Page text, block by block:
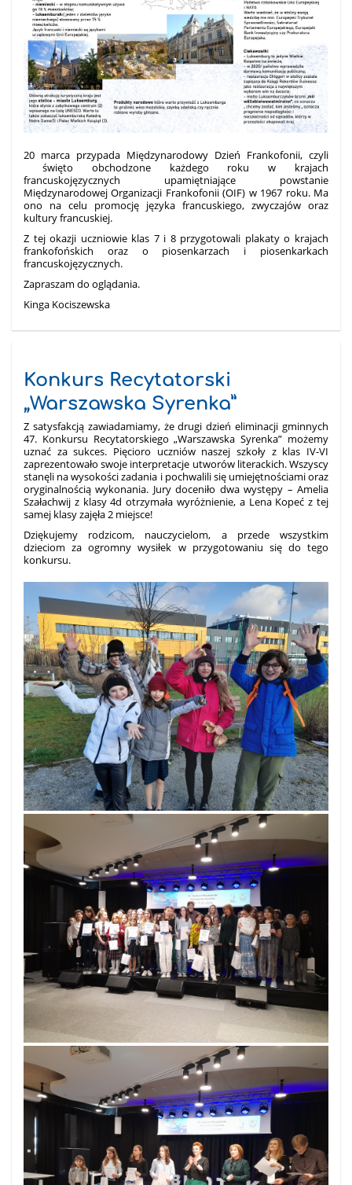
20 marca przypada Międzynarodowy Dzień Frankofonii, czyli
święto obchodzone każdego roku w krajach
francuskojęzycznych upamiętniające powstanie
Międzynarodowej Organizacji Frankofonii (OIF) w 1967 roku. Ma
ono na celu promocję języka francuskiego, zwyczajów oraz
kultury francuskiej.
Z tej okazji uczniowie klas 7 i 8 przygotowali plakaty o krajach
frankofońskich oraz o piosenkarzach i piosenkarkach
francuskojęzycznych.
Zapraszam do oglądania.
Kinga Kociszewska
Konkurs Recytatorski
„Warszawska Syrenka”
Z satysfakcją zawiadamiamy, że drugi dzień eliminacji gminnych
47. Konkursu Recytatorskiego „Warszawska Syrenka” możemy
uznać za sukces. Pięcioro uczniów naszej szkoły z klas IV-VI
zaprezentowało swoje interpretacje utworów literackich. Wszyscy
stanęli na wysokości zadania i pochwalili się umiejętnościami oraz
oryginalnością wykonania. Jury doceniło dwa występy – Amelia
Szałachwij z klasy 4d otrzymała wyróżnienie, a Lena Kopeć z tej
samej klasy zajęła 2 miejsce!
Dziękujemy rodzicom, nauczycielom, a przede wszystkim
dzieciom za ogromny wysiłek w przygotowaniu się do tego
konkursu.